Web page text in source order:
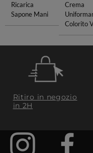
Ricarica
Sapone Mani
Crema
Colorito
Ritiro in negozio
in 2H